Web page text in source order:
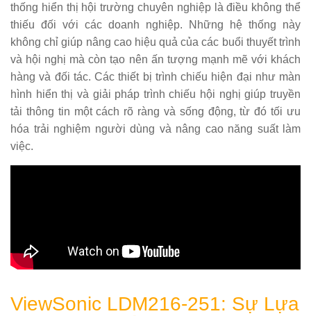
thống hiển thị hội trường chuyên nghiệp là điều không thể
thiếu đối với các doanh nghiệp. Những hệ thống này
không chỉ giúp nâng cao hiệu quả của các buổi thuyết trình
và hội nghị mà còn tạo nên ấn tượng mạnh mẽ với khách
hàng và đối tác. Các thiết bị trình chiếu hiện đại như màn
hình hiển thị và giải pháp trình chiếu hội nghị giúp truyền
tải thông tin một cách rõ ràng và sống động, từ đó tối ưu
hóa trải nghiệm người dùng và nâng cao năng suất làm
việc.
ViewSonic LDM216-251: Sự Lựa